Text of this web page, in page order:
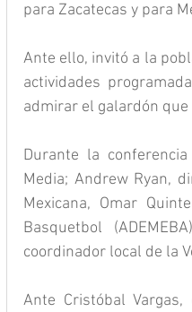
para Zacatecas y para
Ante ello, invitó a la
actividades
admirar el galardón
Durante la
Media; Andrew Ryan,
Mexicana, Omar
Basquetbol
coordinador local de la
Ante Cristóbal